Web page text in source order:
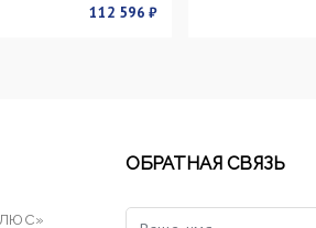
112 596 ₽
ОБРАТНАЯ СВЯЗЬ